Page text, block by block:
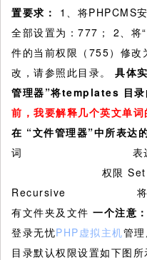
置要求：
1、将PHPCMS
全部设置为：777； 2、将
件的当前权限（755）修
改，请参照此目录。 具体
管理器”将templates 目
前，我要解释几个英文单
在 “文件管理器”中所表达
词 表达的意
权限 Set
Recursive 将权限赋
有文件夹及文件 一个注意
登录无忧PHP虚拟主机管
目录默认权限设置如下图所